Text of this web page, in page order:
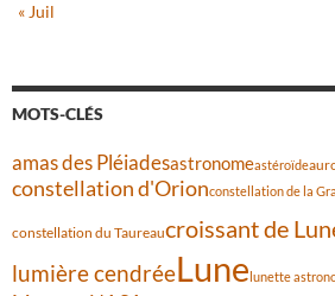
« Juil
MOTS-CLÉS
amas des Pléiadesastronomeastéroïde
constellation d'Orionconstellation de la
constellation du Taureaucroissant de
lumière cendréeLune lunette